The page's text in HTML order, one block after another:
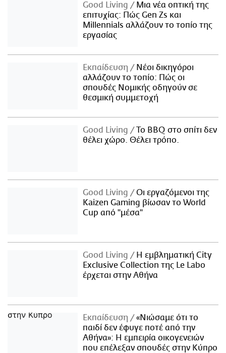
Good Living
Μια νέα οπτική της
επιτυχίας: Πώς Gen Zs και
Millennials αλλάζουν το τοπίο της
εργασίας
Εκπαίδευση
Νέοι δικηγόροι
αλλάζουν το τοπίο: Πώς οι
σπουδές Νομικής οδηγούν σε
θεσμική συμμετοχή
Good Living
Το BBQ στο σπίτι δεν
θέλει χώρο. Θέλει τρόπο.
Good Living
Οι εργαζόμενοι της
Kaizen Gaming βίωσαν το World
Cup από "μέσα"
Good Living
Η εμβληματική City
Exclusive Collection της Le Labo
έρχεται στην Αθήνα
Εκπαίδευση
«Νιώσαμε ότι το
παιδί δεν έφυγε ποτέ από την
Αθήνα»: Η εμπειρία οικογενειών
που επέλεξαν σπουδές στην Κύπρο